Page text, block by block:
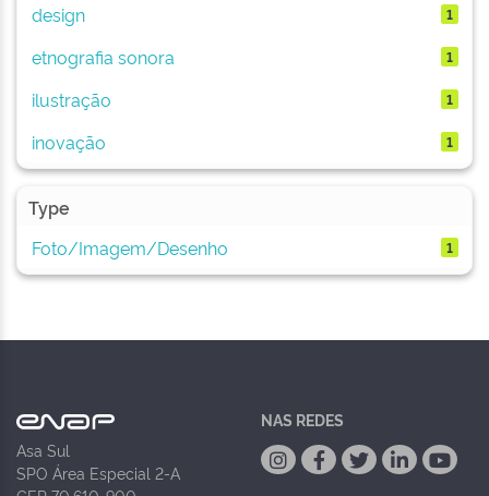
design
1
etnografia sonora 1
ilustração 1
inovação 1
Type
Foto/Imagem/Desenho
1
Asa Sul
SPO Área Especial 2-A
NAS REDES